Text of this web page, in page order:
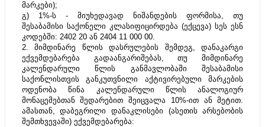
მარკები);
გ) 1%-ს - მიუხედავად ნიშანდების ფორმისა, თუ
შესაბამისი საქონელი კლასიფიცირდება (ექცევა) სეს ესნ
კოდებში: 2402 20 ან 2404 11 000 00.
2. მიმდინარე წლის დასრულების შემდეგ, დანაკარგი
ექვემდებარება გადაანგარიშებას, თუ მიმდინარე
კალენდარული წლის განმავლობაში შესაბამისი
საქონლისთვის განკუთვნილი აქტივირებული მარკების
ოდენობა წინა კალენდარული წლის ანალოგიურ
მონაცემებთან შედარებით შეიცვალა 10%-ით ან მეტით.
ამასთან, დაბეგრილი დანაკლისები (ასეთის არსებობის
შემთხვევაში) ექვემდებარება: